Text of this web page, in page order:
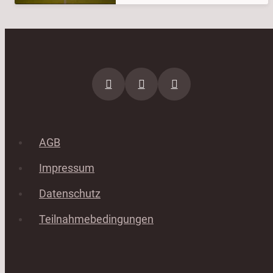
AGB
Impressum
Datenschutz
Teilnahmebedingungen